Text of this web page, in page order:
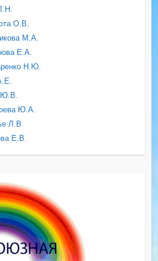
О.В.
М.А.
Е.А.
Н.Ю.
Ю.В.
Ю.А.
Л.В
Е.В.